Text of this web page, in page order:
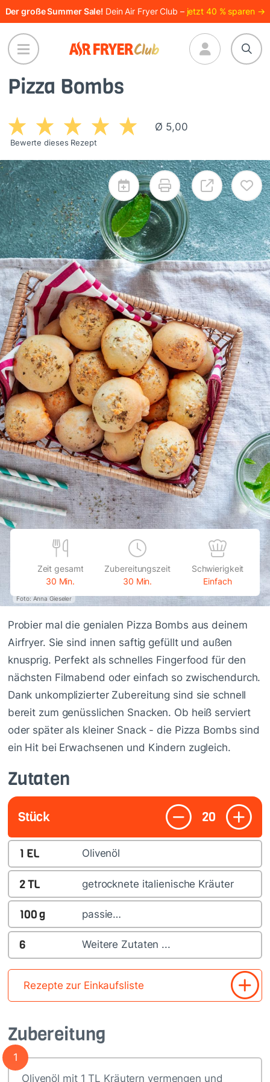
Direkt
zum
Inhalt
Der große Summer Sale! Dein Air Fryer Club – jetzt 40 % sparen →
Pizza Bombs
Ø 5,00
Bewerte dieses Rezept
Foto: Anna Gieseler
Zeit gesamt
30 Min.
Zubereitungszeit
30 Min.
Schwierigkeit
Einfach
Zubereitung
1
Olivenöl mit 1 TL Kräutern vermengen und
Probier mal die genialen Pizza Bombs aus deinem
Airfryer. Sie sind innen saftig gefüllt und außen
knusprig. Perfekt als schnelles Fingerfood für den
nächsten Filmabend oder einfach so zwischendurch.
Dank unkomplizierter Zubereitung sind sie schnell
bereit zum genüsslichen Snacken. Ob heiß serviert
oder später als kleiner Snack - die Pizza Bombs sind
ein Hit bei Erwachsenen und Kindern zugleich.
Zutaten
Stück 20
1 EL Olivenöl
2TL getrocknete italienische Kräuter
100g passie…
6 Weitere Zutaten ...
Rezepte zur Einkaufsliste